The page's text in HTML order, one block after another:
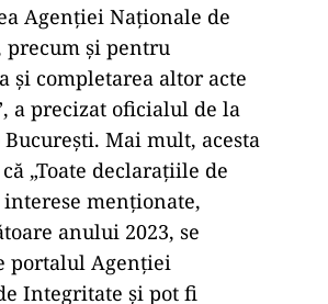
Agenției Naționale de
și pentru
și completarea altor acte
a precizat oficialul de la
București. Mai mult, acesta
„Toate declarațiile de
interese menționate,
anului 2023, se
portalul Agenției
Integritate și pot fi